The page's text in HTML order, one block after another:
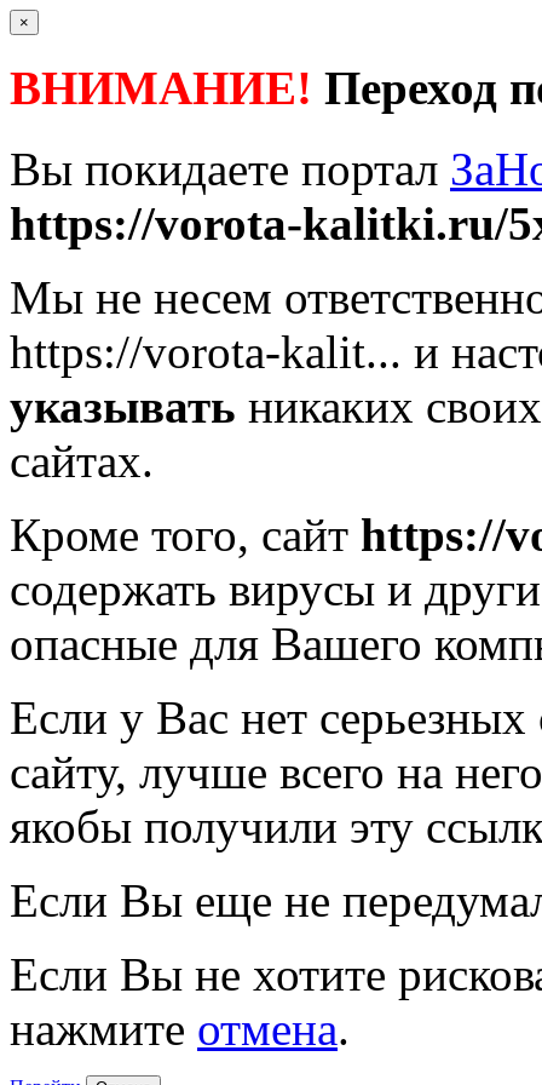
×
ВНИМАНИЕ! Переход
Вы покидаете портал
https://vorota-kalitki.ru/
Мы не несем
https://vorota-kalit... и
указывать никаких
сайтах.
Кроме того, сайт https://
содержать вирусы и
опасные для Вашего
Если у Вас нет
сайту, лучше всего на
якобы получили эту
Если Вы еще не
Если Вы не хотите
нажмите отмена.